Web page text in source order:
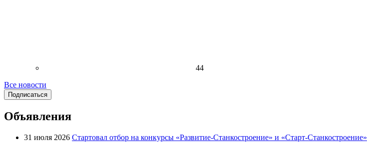
44
Все новости
Подписаться
Объявления
31 июля 2026 Стартовал отбор на конкурсы «Развитие-Станкостроение» и «Старт-Станкостроение»